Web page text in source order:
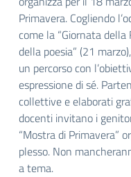
Primavera. Cogliendo
come la “Giornata
della poesia” (21
un percorso con
espressione di sé.
collettive e elaborati
docenti invitano i
“Mostra di Primavera”
plesso. Non
a tema.